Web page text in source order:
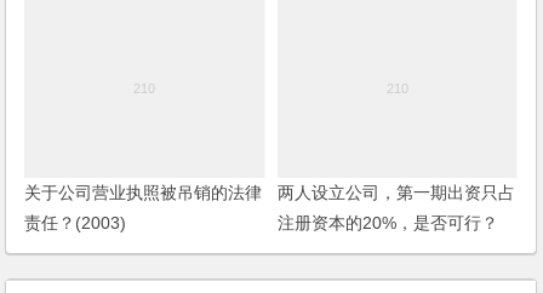
关于公司营业执照被吊销的法律
责任？(2003)
两人设立公司，第一期出资只占
注册资本的20%，是否可行？